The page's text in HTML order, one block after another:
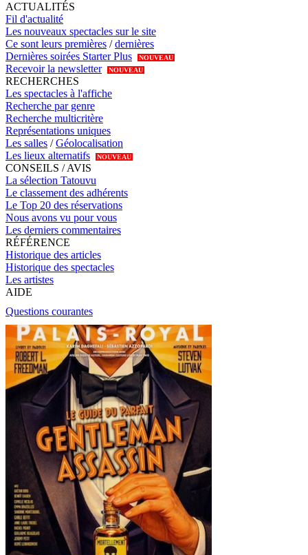
ACTUALITÉS
Fil d'actualité
Les nouveaux spectacles sur le site
Ce sont leurs premières /dernières
Dernières soirées Starter Plus
NOUVEAU
Recevoir la newsletter NOUVEAU
RECHERCHES
Les spectacles à l'affiche
Recherche par genre
Recherche multicritère
Représentations uniques
Les salles /Géolocalisation
Les lieux alternatifs
NOUVEAU
CONSEILS / AVIS
La sélection Tatouvu
Le classement des adhérents
Le Top 20 des réservations
Nous avons vu pour vous
Les derniers commentaires
RÉFÉRENCE
Historique des articles
Historique des spectacles
Les artistes
AIDE
Questions courantes